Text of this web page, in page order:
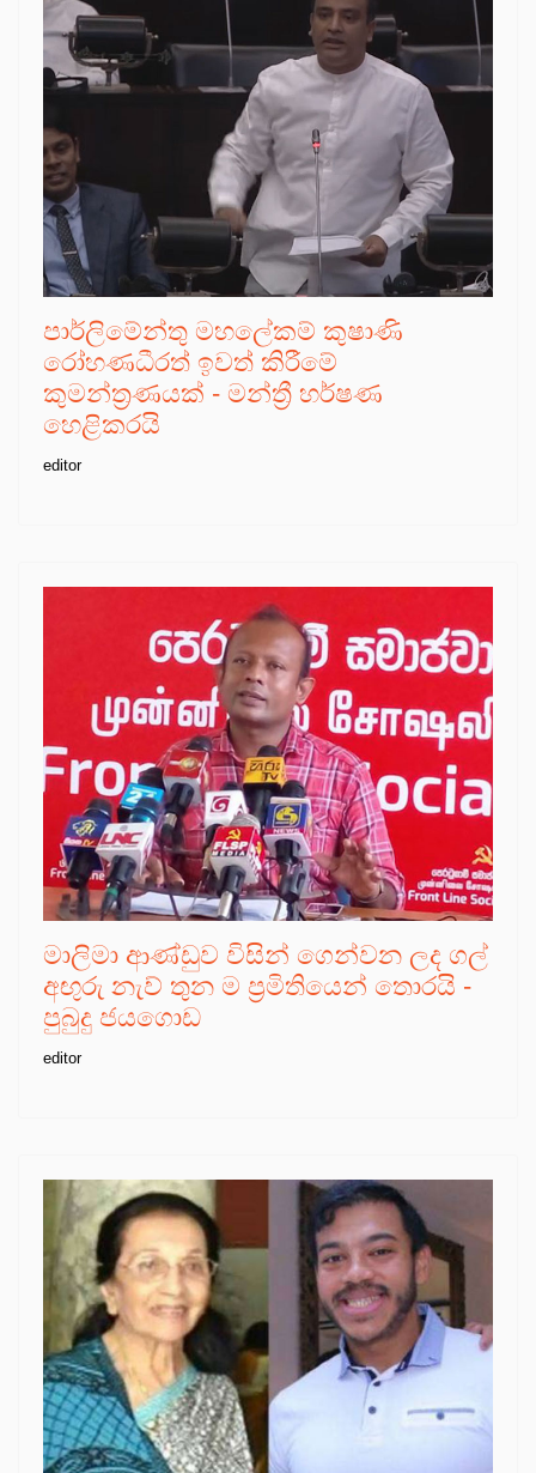
පාර්ලිමේන්තු මහලේකම් කුෂාණි
රෝහණධීරත් ඉවත් කිරීමේ
කුමන්ත්‍රණයක් - මන්ත්‍රී හර්ෂණ
හෙළිකරයි
editor
මාලිමා ආණ්ඩුව විසින් ගෙන්වන ලද ගල්
අඟුරු නැව් තුන ම ප්‍රමිතියෙන් තොරයි -
පුබුදු ජයගොඩ
editor